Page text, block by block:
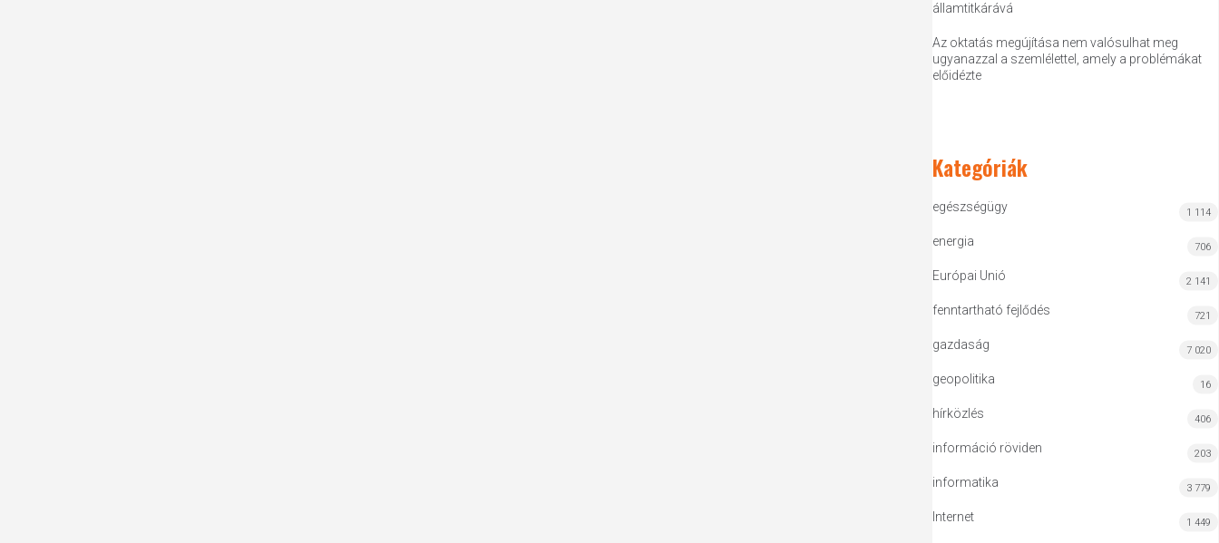
államtitkárává
Az oktatás megújítása nem valósulhat meg
ugyanazzal a szemlélettel, amely a problémákat
előidézte
Kategóriák
egészségügy 1 114
energia 706
Európai Unió 2 141
fenntartható fejlődés 721
gazdaság 7 020
geopolitika 16
hírközlés 406
információ röviden 203
informatika 3 779
Internet 1 449